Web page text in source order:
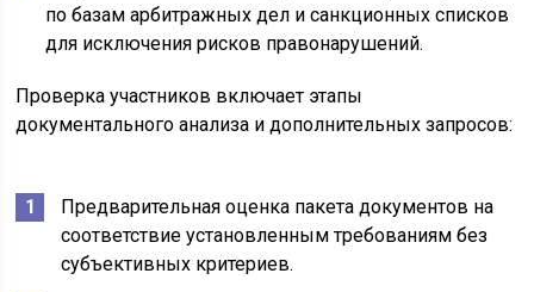
по базам арбитражных дел и санкционных списков
для исключения рисков правонарушений.
Проверка участников включает этапы
документального анализа и дополнительных запросов:
Предварительная оценка пакета документов на
соответствие установленным требованиям без
субъективных критериев.